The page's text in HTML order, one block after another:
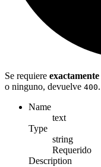
Se requiere exactamente
o ninguno, devuelve 400.
Name
text
Type
string
Requerido
Description